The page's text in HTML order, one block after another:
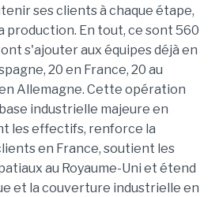
ses clients à chaque étape,
production. En tout, ce sont 560
s'ajouter aux équipes déjà en
20 en France, 20 au
Allemagne. Cette opération
industrielle majeure en
les effectifs, renforce la
en France, soutient les
au Royaume-Uni et étend
et la couverture industrielle en